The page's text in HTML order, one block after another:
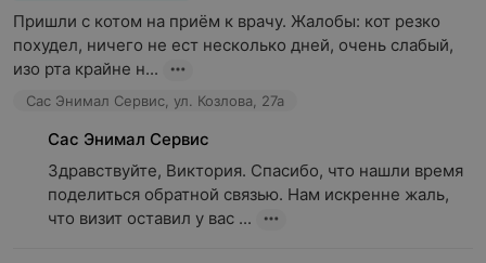
Пришли с котом на приём к врачу. Жалобы: кот резко
похудел, ничего не ест несколько дней, очень слабый,
изо рта крайне н...
Сас Энимал Сервис, ул. Козлова, 27а
Сас Энимал Сервис
Здравствуйте, Виктория. Спасибо, что нашли время
поделиться обратной связью. Нам искренне жаль,
что визит оставил у вас ...